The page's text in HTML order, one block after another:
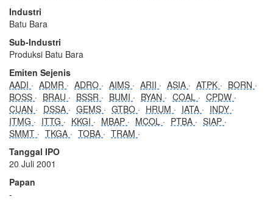
Industri
Batu Bara
Sub-Industri
Produksi Batu Bara
Emiten Sejenis
AADI
ADMR ADRO AIMS ARII ASIA ATPK
BORN
BOSS
BRAU BSSR BUMI BYAN COAL
CPDW
CUAN
DSSA GEMS GTBO HRUM IATA
INDY
ITMG
ITTG KKGI MBAP MCOL PTBA
SIAP
SMMT
TKGA TOBA
TRAM
Tanggal IPO
20 Juli 2001
Papan
-